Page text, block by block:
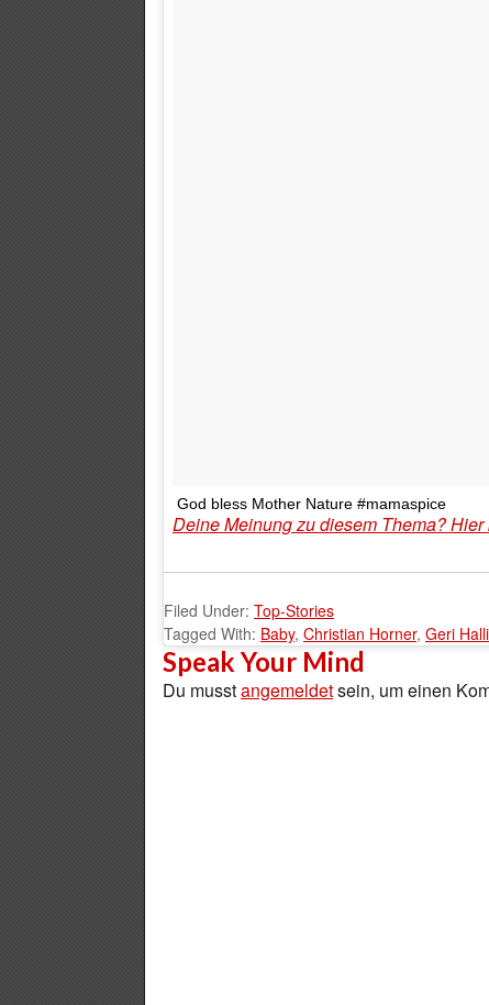
God bless Mother Nature #mamaspice
Deine Meinung zu diesem Thema?
Filed Under: Top-Stories
Tagged With: Baby, Christian Horner, Geri
Speak Your Mind
Du musstangemeldetsein, um einen